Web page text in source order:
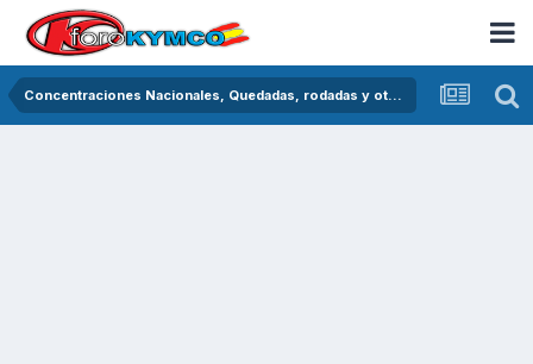
Concentraciones Nacionales, Quedadas, rodadas y otras crónicas del asfalto